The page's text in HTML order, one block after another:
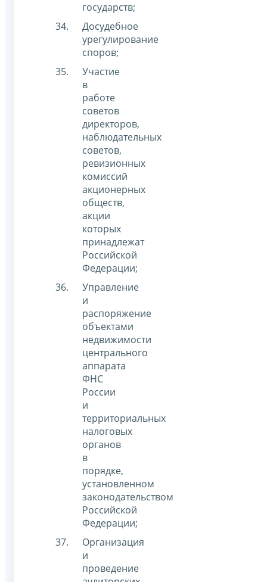
государств;
Досудебное
урегулирование
споров;
Участие
в
работе
советов
директоров,
наблюдательных
советов,
ревизионных
комиссий
акционерных
обществ,
акции
которых
принадлежат
Российской
Федерации;
Управление
и
распоряжение
объектами
недвижимости
центрального
аппарата
ФНС
России
и
территориальных
налоговых
органов
в
порядке,
установленном
законодательством
Российской
Федерации;
Организация
и
проведение